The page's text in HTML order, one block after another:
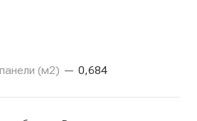
(м2) — 0,684